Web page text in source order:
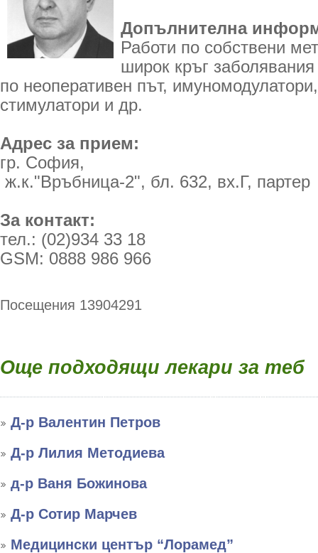
Допълнителна
Работи по собствени
широк кръг
по неоперативен път,
стимулатори и др.
Адрес за прием:
гр. София,
ж.к."Връбница-2", бл. 632, вх.Г, партер
За контакт:
тел.: (02)934 33 18
GSM: 0888 986 966
Посещения 13904291
Още подходящи лекари за теб
Д-р Валентин Петров
Д-р Лилия Методиева
д-р Ваня Божинова
Д-р Сотир Марчев
Медицински център “Лорамед”